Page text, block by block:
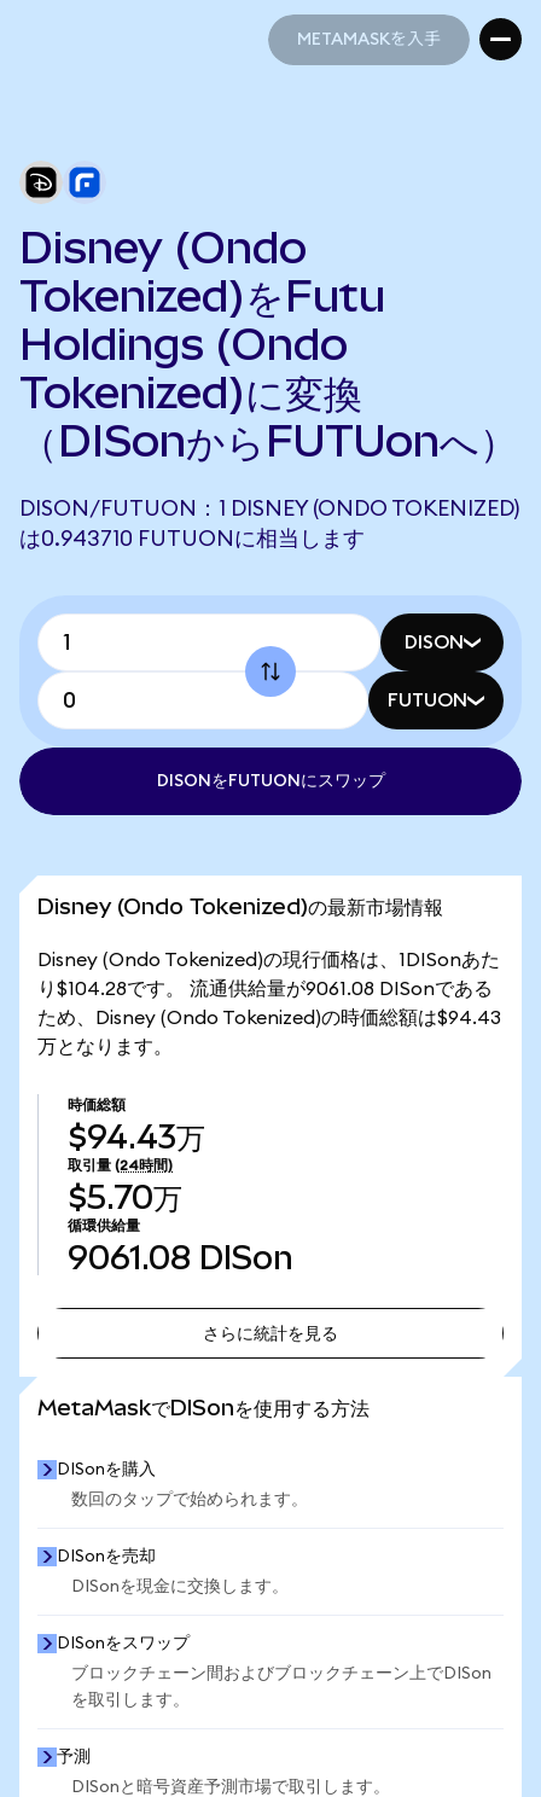
METAMASKを入手
Disney (Ondo
Tokenized)をFutu
Holdings (Ondo
Tokenized)に変換
（DISonからFUTUonへ）
DISON/FUTUON：1 DISNEY (ONDO TOKENIZED)
は0.943710 FUTUONに相当します
DISON
FUTUON
DISONをFUTUONにスワップ
Disney (Ondo Tokenized)の最新市場情報
Disney (Ondo Tokenized)の現行価格は、1DISonあた
り$104.28です。 流通供給量が9061.08 DISonである
ため、Disney (Ondo Tokenized)の時価総額は$94.43
万となります。
時価総額
$94.43万
取引量 (24時間)
$5.70万
循環供給量
9061.08 DISon
さらに統計を見る
MetaMaskでDISonを使用する方法
DISonを購入
数回のタップで始められます。
DISonを売却
DISonを現金に交換します。
DISonをスワップ
ブロックチェーン間およびブロックチェーン上でDISon
を取引します。
予測
DISonと暗号資産予測市場で取引します。